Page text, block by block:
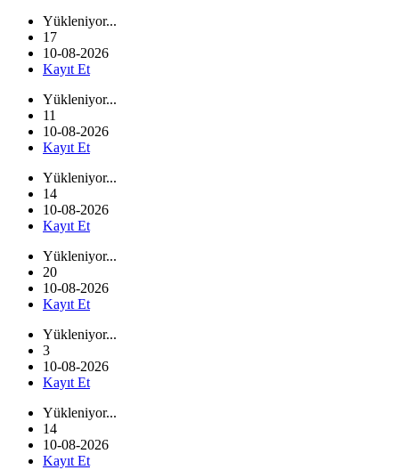
Yükleniyor...
17
10-08-2026
Kayıt Et
Yükleniyor...
11
10-08-2026
Kayıt Et
Yükleniyor...
14
10-08-2026
Kayıt Et
Yükleniyor...
20
10-08-2026
Kayıt Et
Yükleniyor...
3
10-08-2026
Kayıt Et
Yükleniyor...
14
10-08-2026
Kayıt Et